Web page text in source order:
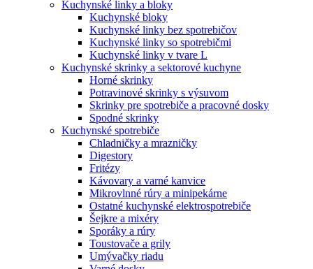
Kuchynské linky a bloky
Kuchynské bloky
Kuchynské linky bez spotrebičov
Kuchynské linky so spotrebičmi
Kuchynské linky v tvare L
Kuchynské skrinky a sektorové kuchyne
Horné skrinky
Potravinové skrinky s výsuvom
Skrinky pre spotrebiče a pracovné dosky
Spodné skrinky
Kuchynské spotrebiče
Chladničky a mrazničky
Digestory
Fritézy
Kávovary a varné kanvice
Mikrovlnné rúry a minipekárne
Ostatné kuchynské elektrospotrebiče
Šejkre a mixéry
Sporáky a rúry
Toustovače a grily
Umývačky riadu